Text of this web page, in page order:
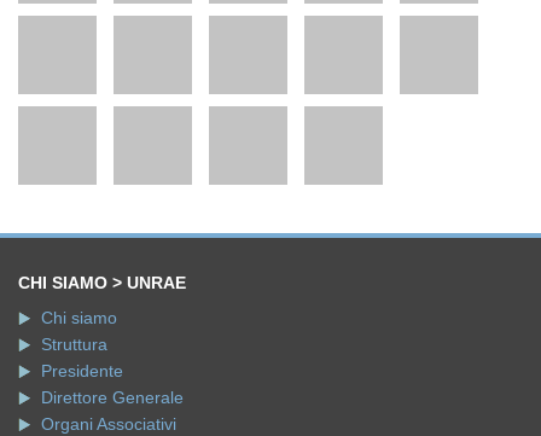
CHI SIAMO > UNRAE
Chi siamo
Struttura
Presidente
Direttore Generale
Organi Associativi